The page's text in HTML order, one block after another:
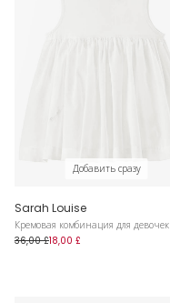
Добавить сразу
Sarah Louise
Кремовая комбинация для девочек
36,00 £18,00 £